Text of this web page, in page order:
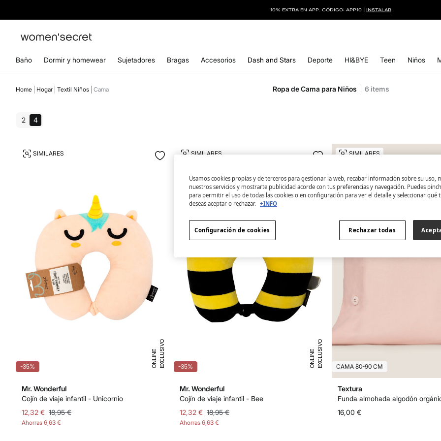
10% EXTRA EN APP. CÓDIGO: APP10 | INSTALAR
Baño Dormir y homewear Sujetadores Bragas Accesorios Dash and Stars Deporte HI&BYE Teen Niños
Home Hogar Textil Niños Cama Ropa de Cama para Niños 6 items
2 4
-35% E
X
C
L
U
SI
V
O
O
N
L
I
N
E
SIMILARES
Mr. Wonderful
Cojín de viaje infantil - Unicornio
12,32 € 18,95 €
Ahorras 6,63 €
-35% E
X
C
L
U
SI
V
O
O
N
L
I
N
E
SIMILARES
Mr. Wonderful
Cojín de viaje infantil - Bee
12,32 € 18,95 €
Ahorras 6,63 €
CAMA 80-90 CM
SIMILARES
Textura
16,00 €
Usamos cookies propias y de terceros para gestionar la web, recabar información sobre su uso,
nuestros servicios y mostrarte publicidad acorde con tus preferencias y navegación. Puedes
para permitir el uso de todas las cookies o en configuración para ver el detalle y seleccionar qué
deseas aceptar o rechazar. +INFO
Rechazar todas
Configuración de cookies